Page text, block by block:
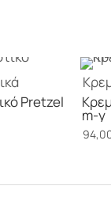
Pretzel
m-y